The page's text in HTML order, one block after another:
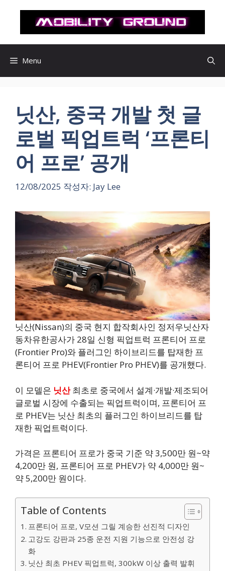
로
Menu
닛산, 중국 개발 첫 글
로벌 픽업트럭 ‘프론티
어 프로’ 공개
12/08/2025 작성자: Jay Lee
닛산(Nissan)의 중국 현지 합작회사인 정저우닛산자
동차유한공사가 28일 신형 픽업트럭 프론티어 프로
(Frontier Pro)와 플러그인 하이브리드를 탑재한 프
론티어 프로 PHEV(Frontier Pro PHEV)를 공개했다.
이 모델은 닛산최초로 중국에서 설계·개발·제조되어
글로벌 시장에 수출되는 픽업트럭이며, 프론티어 프
로 PHEV는 닛산 최초의 플러그인 하이브리드를 탑
재한 픽업트럭이다.
가격은 프론티어 프로가 중국 기준 약 3,500만 원~약
4,200만 원, 프론티어 프로 PHEV가 약 4,000만 원~
약 5,200만 원이다.
Table of Contents
프론티어 프로, V모션 그릴 계승한 선진적 디자인
고강도 강판과 25종 운전 지원 기능으로 안전성 강
화
닛산 최초 PHEV 픽업트럭, 300kW 이상 출력 발휘